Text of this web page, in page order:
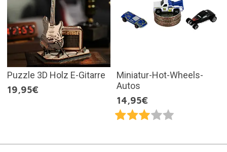
Puzzle 3D Holz E-Gitarre
19,95€
Miniatur-Hot-Wheels-
Autos
14,95€